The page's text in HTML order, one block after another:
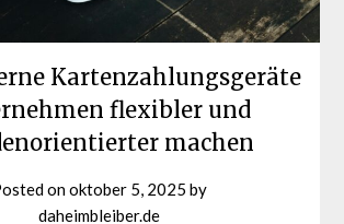
Kartenzahlungsgeräte
flexibler und
machen
onoktober 5, 2025 by
daheimbleiber.de